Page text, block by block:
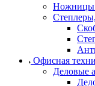
Ножницы
Офисная
Деловые